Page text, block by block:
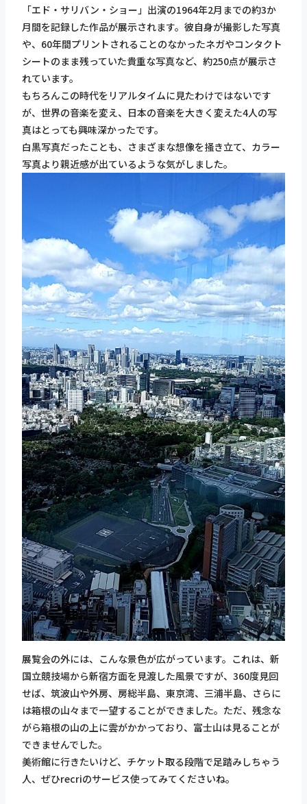
「エド・サリバン・ショー」出演の1964年2月までの約3か
月間を記録した作品が展示されます。彼自身が撮影した写真
や、60年間プリントされることのなかったネガやコンタクト
シートのまま残っていた貴重な写真など、約250点が展示さ
れています。
もちろんこの時代をリアルタイムに見たわけではないです
が、世界の音楽を変え、日本の音楽を大きく変えた4人の写
真はとっても興味深かったです。
白黒写真だったことも、さまざまな想像を掻き立て、カラー
写真より親近感が出ているような気がしました。
展覧会の外には、こんな景色が広がっています。これは、新
国立競技場から新宿方面を見渡した風景ですが、360度見回
せば、筑波山や外房、房総半島、東京湾、三浦半島、さらに
は箱根の山々まで一望することができました。ただ、残念な
がら箱根の山の上に雲がかかっており、富士山は見ることが
できませんでした。
美術館に行きたいけど、チケット取る段階で足踏みしちゃう
人、ぜひrecriのサービス使ってみてくださいね。